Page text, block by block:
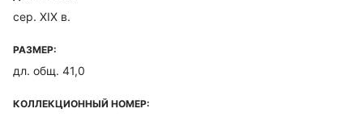
сер. XIX в.
РАЗМЕР:
дл. общ. 41,0
КОЛЛЕКЦИОННЫЙ НОМЕР: